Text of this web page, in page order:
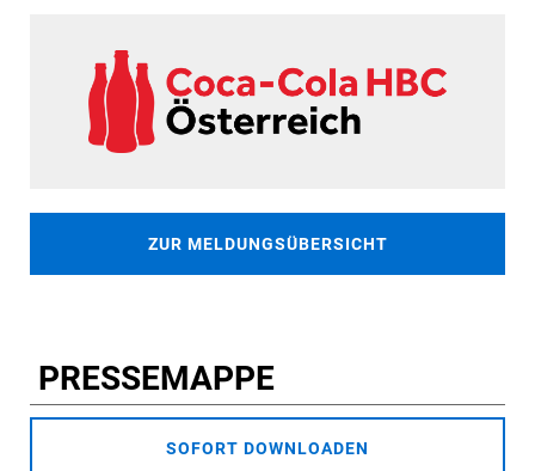
ZUR MELDUNGSÜBERSICHT
PRESSEMAPPE
SOFORT DOWNLOADEN